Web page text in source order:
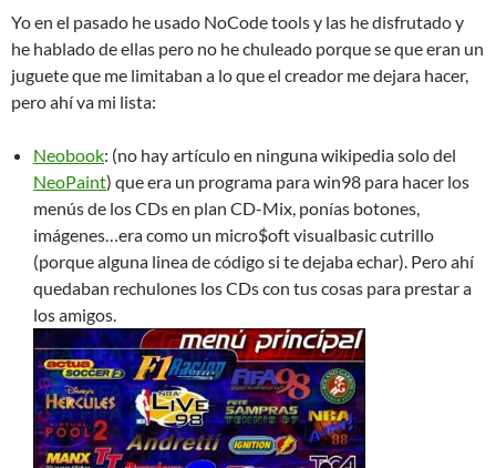
Yo en el pasado he usado NoCode tools y las he disfrutado y
he hablado de ellas pero no he chuleado porque se que eran un
juguete que me limitaban a lo que el creador me dejara hacer,
pero ahí va mi lista:
Neobook: (no hay artículo en ninguna wikipedia solo del
NeoPaint) que era un programa para win98 para hacer los
menús de los CDs en plan CD-Mix, ponías botones,
imágenes…era como un micro$oft visualbasic cutrillo
(porque alguna linea de código si te dejaba echar). Pero ahí
quedaban rechulones los CDs con tus cosas para prestar a
los amigos.